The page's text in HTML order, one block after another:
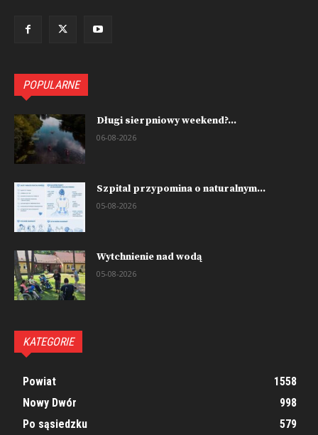
POPULARNE
Długi sierpniowy weekend?...
06-08-2026
Szpital przypomina o naturalnym...
05-08-2026
Wytchnienie nad wodą
05-08-2026
KATEGORIE
Powiat
1558
Nowy Dwór
998
Po sąsiedzku
579